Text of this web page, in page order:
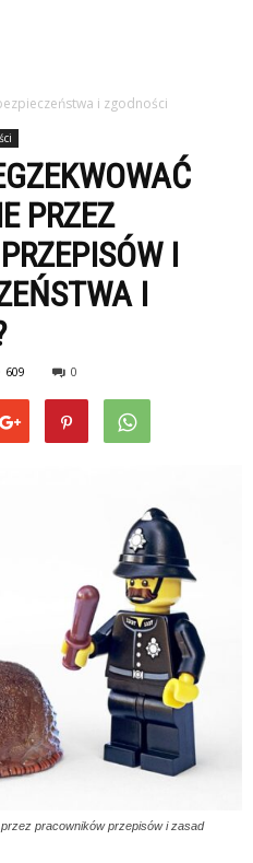
i zgodności
PRZEZ
I
I
609 0
pracowników przepisów i zasad